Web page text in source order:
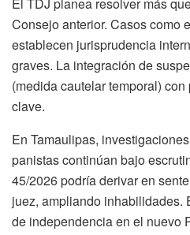
Consejo anterior. Casos como
establecen jurisprudencia
graves. La integración de
(medida cautelar temporal)
clave.
En Tamaulipas,
panistas continúan bajo
45/2026 podría derivar en
juez, ampliando inhabilidades.
de independencia en el nuevo